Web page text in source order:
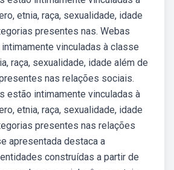
etnia, raça, sexualidade, idade
presentes nas. Webas
vinculadas à classe
raça, sexualidade, idade além de
nas relações sociais.
estão intimamente vinculadas à
etnia, raça, sexualidade, idade
presentes nas relações
apresentada destaca a
construídas a partir de